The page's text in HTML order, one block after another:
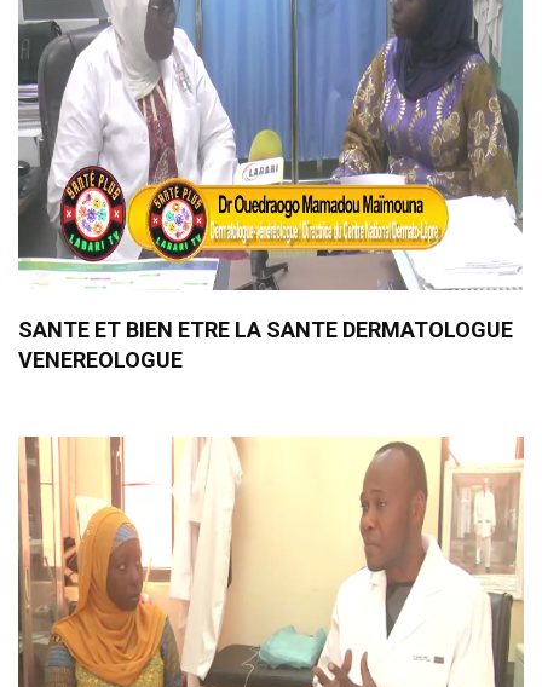
SANTE ET BIEN ETRE LA SANTE DERMATOLOGUE
VENEREOLOGUE